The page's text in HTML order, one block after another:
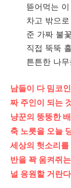
뜯어먹는
차고 밖으
준 가짜 불
직접 뚝뚝
튼튼한 나
남들이 다 밈코
짜 주인이 되는
냥꾼의 뚱뚱한
축 노릇을 오늘
세상의 헛소리
반을 꽉 움켜쥐
널 응원할 거란